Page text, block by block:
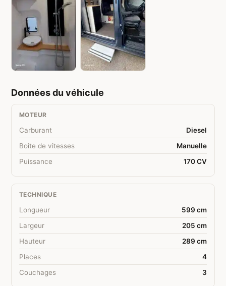
Données du véhicule
MOTEUR
Carburant
Diesel
Boîte de vitesses
Manuelle
Puissance
170 CV
TECHNIQUE
Longueur
599 cm
Largeur
205 cm
Hauteur
289 cm
Places
4
Couchages
3